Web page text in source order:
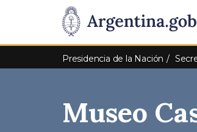
Presidencia
de
Pasar al contenido principal
Presidencia de la Nación
Museo